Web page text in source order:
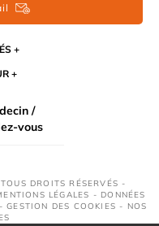
/
vous
DROITS RÉSERVÉS -
LÉGALES - DONNÉES
-GESTION DES COOKIES - NOS